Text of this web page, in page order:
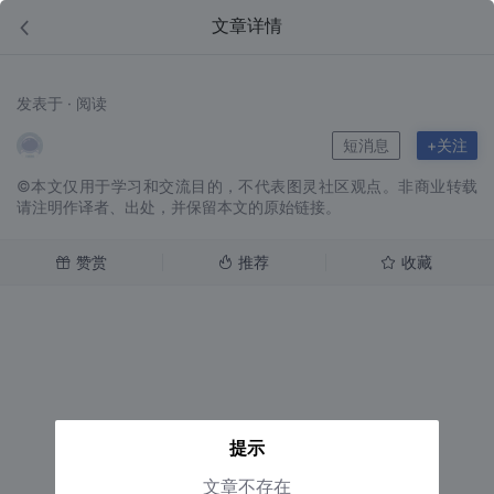
文章详情
发表于 · 阅读
短消息 +关注
©本文仅用于学习和交流目的，不代表图灵社区观点。非商业转载
请注明作译者、出处，并保留本文的原始链接。
赞赏 推荐 收藏
提示
文章不存在